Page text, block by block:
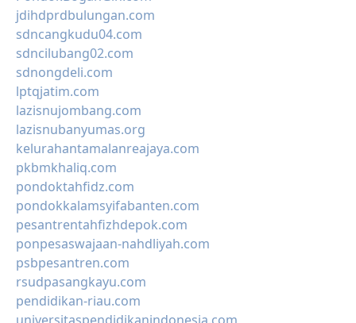
jdihdprdbulungan.com
sdncangkudu04.com
sdncilubang02.com
sdnongdeli.com
lptqjatim.com
lazisnujombang.com
lazisnubanyumas.org
kelurahantamalanreajaya.com
pkbmkhaliq.com
pondoktahfidz.com
pondokkalamsyifabanten.com
pesantrentahfizhdepok.com
ponpesaswajaan-nahdliyah.com
psbpesantren.com
rsudpasangkayu.com
pendidikan-riau.com